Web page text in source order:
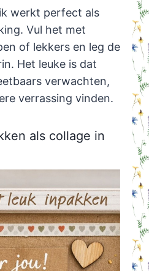
werkt perfect als
Vul het met
of lekkers en leg de
Het leuke is dat
verwachten,
verrassing vinden.
als collage in